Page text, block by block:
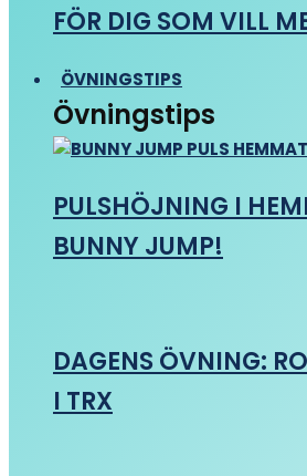
FÖR DIG SOM VILL
ÖVNINGSTIPS
Övningstips
PULSHÖJNING I
BUNNY JUMP!
DAGENS ÖVNING:
I TRX